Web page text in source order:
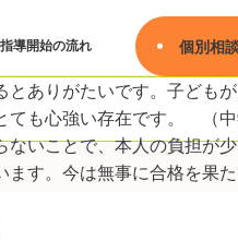
指導開始の流れ 個別相
とありがたいです。子ど
ても心強い存在です。 （
ないことで、本人の負担
す。今は無事に合格を果